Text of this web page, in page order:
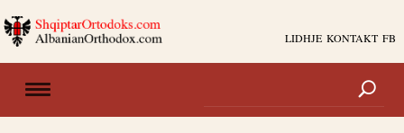
LIDHJE KONTAKT FB